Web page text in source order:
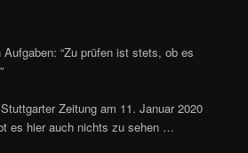
“Zu prüfen ist stets, ob es
Zeitung am 11. Januar 2020
es hier auch nichts zu sehen …